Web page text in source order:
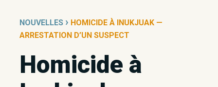
NOUVELLES › HOMICIDE À INUKJUAK —
ARRESTATION D’UN SUSPECT
Homicide à